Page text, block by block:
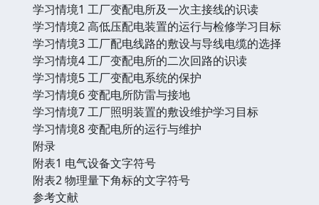
学习情境1 工厂变配电所及一次主接线的识读
学习情境2 高低压配电装置的运行与检修学习目标
学习情境3 工厂配电线路的敷设与导线电缆的选择
学习情境4 工厂变配电所的二次回路的识读
学习情境5 工厂变配电系统的保护
学习情境6 变配电所防雷与接地
学习情境7 工厂照明装置的敷设维护学习目标
学习情境8 变配电所的运行与维护
附录
附表1 电气设备文字符号
附表2 物理量下角标的文字符号
参考文献